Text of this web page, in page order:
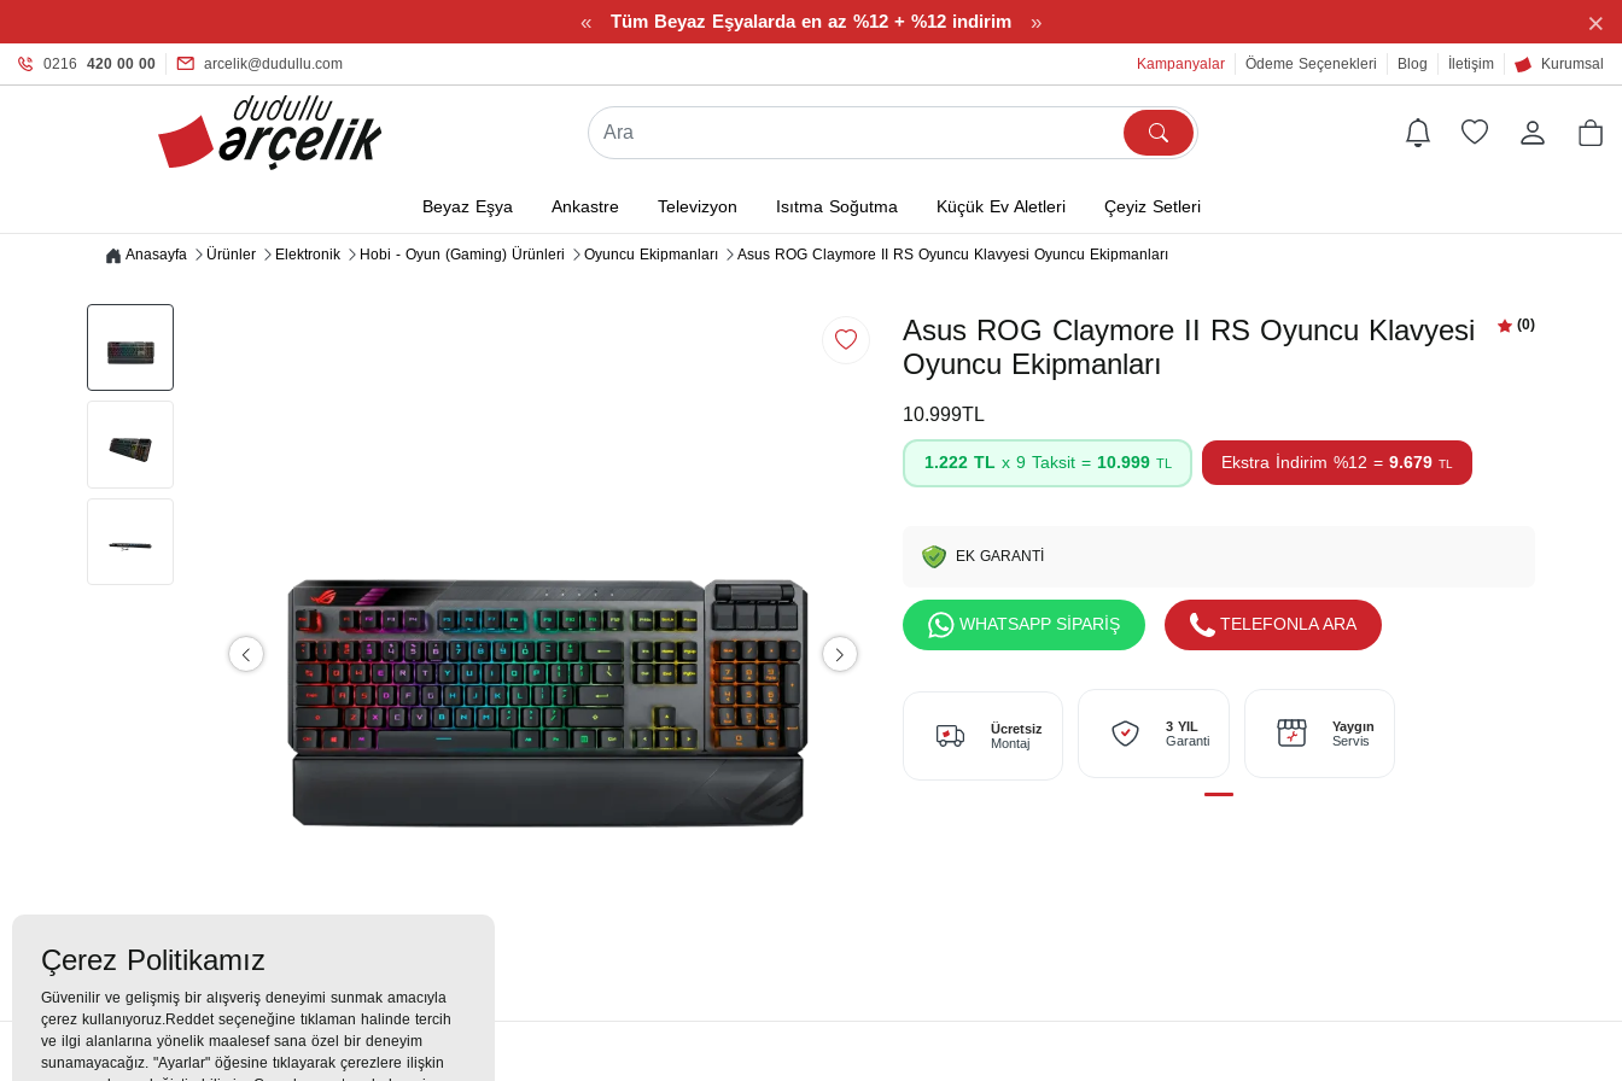
« Tüm Beyaz Eşyalarda en az %12 + %12 indirim » ×
0216 420 00 00 arcelik@dudullu.com Kampanyalar Ödeme Seçenekleri Blog İletişim Kurumsal
Beyaz Eşya Ankastre Televizyon Isıtma Soğutma Küçük Ev Aletleri Çeyiz Setleri
Anasayfa Ürünler Elektronik Hobi - Oyun (Gaming) Ürünleri Oyuncu Ekipmanları Asus ROG Claymore II RS Oyuncu Klavyesi Oyuncu Ekipmanları
Asus ROG Claymore II RS Oyuncu Klavyesi
Oyuncu Ekipmanları
(0)
10.999TL
1.222 TLx 9 Taksit = 10.999 TL Ekstra İndirim %12 = 9.679 TL
EK GARANTİ
WHATSAPP SİPARİŞ TELEFONLA ARA
Ücretsiz
Montaj
3 YIL
Garanti
Yaygın
Servis
Çerez Politikamız
Güvenilir ve gelişmiş bir alışveriş deneyimi sunmak amacıyla
çerez kullanıyoruz.Reddet seçeneğine tıklaman halinde tercih
ve ilgi alanlarına yönelik maalesef sana özel bir deneyim
sunamayacağız. "Ayarlar" öğesine tıklayarak çerezlere ilişkin